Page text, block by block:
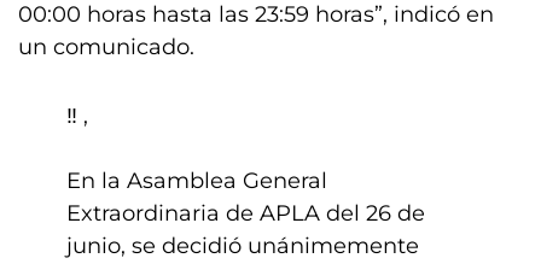
00:00 horas hasta las 23:59 horas”, indicó en
un comunicado.
‼️ ,
En la Asamblea General
Extraordinaria de APLA del 26 de
junio, se decidió unánimemente